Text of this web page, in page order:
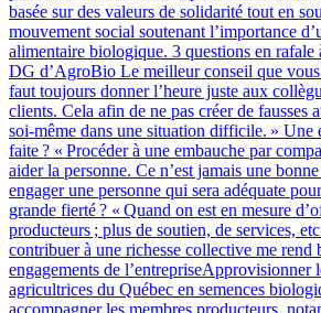
basée sur des valeurs de solidarité tout en
mouvement social soutenant l’importance
alimentaire biologique. 3 questions en
DG d’AgroBio Le meilleur conseil que vous
faut toujours donner l’heure juste aux
clients. Cela afin de ne pas créer de fausses
soi-même dans une situation difficile. » Une
faite ? « Procéder à une embauche par
aider la personne. Ce n’est jamais une
engager une personne qui sera adéquate
grande fierté ? « Quand on est en mesure
producteurs ; plus de soutien, de services,
contribuer à une richesse collective me rend
engagements de l’entrepriseApprovisionner
agricultrices du Québec en semences